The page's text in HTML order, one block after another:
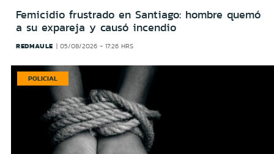
Femicidio frustrado en Santiago: hombre quemó
a su expareja y causó incendio
REDMAULE 05/08/2026 - 17:26 HRS
POLICIAL